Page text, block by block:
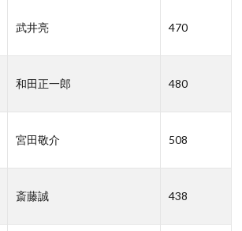
武井亮 470
和田正一郎 480
宮田敬介 508
斎藤誠 438